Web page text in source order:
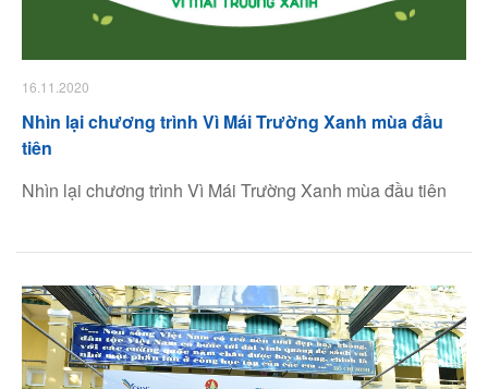
16.11.2020
Nhìn lại chương trình Vì Mái Trường Xanh mùa đầu
tiên
Nhìn lại chương trình Vì Mái Trường Xanh mùa đầu tiên